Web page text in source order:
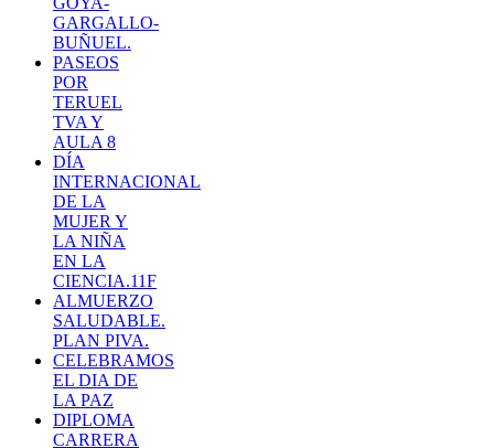
GARGALLO-
BUÑUEL.
PASEOS
POR
TERUEL
TVA Y
AULA 8
DÍA
INTERNACIONAL
DE LA
MUJER Y
LA NIÑA
EN LA
CIENCIA.11F
ALMUERZO
SALUDABLE.
PLAN PIVA.
CELEBRAMOS
EL DIA DE
LA PAZ
DIPLOMA
CARRERA